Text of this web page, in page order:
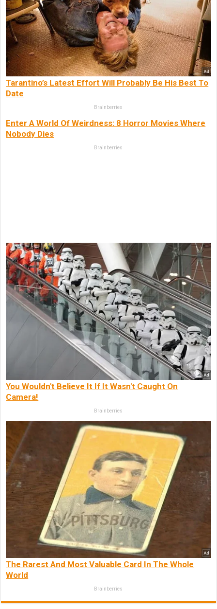
Tarantino’s Latest Effort Will Probably Be His Best To
Date
Brainberries
Enter A World Of Weirdness: 8 Horror Movies Where
Nobody Dies
Brainberries
You Wouldn't Believe It If It Wasn't Caught On
Camera!
Brainberries
The Rarest And Most Valuable Card In The Whole
World
Brainberries